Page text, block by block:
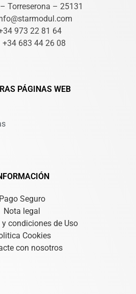
Torreserona – 25131
973 22 81 64
+34 683 44 26 08
PÁGINAS WEB
Pago Seguro
Nota legal
condiciones de Uso
Cookies
con nosotros